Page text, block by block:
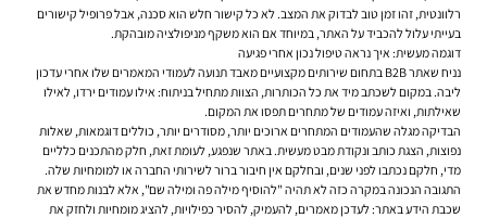
רלוונטית, זהו זמן טוב לבדוק את המצב. לא כל קישור חלש הוא סכנה, אבל פרופיל קישורים
בעייתי עלול להכביד על האתר, במיוחד אם הוא משקף מניפולציה מובהקת.
דוגמה מעשית: איך נראה טיפול נכון אחרי פגיעה
נניח שאתר B2B בתחום שירותים מקצועיים מאבד תנועה לעמודי המאמרים שלו אחרי עדכון
ליבה. במקום לשכתב מיד את כל הכותרות, הצוות מתחיל בניתוח: אילו עמודים ירדו, לאילו
שאילתות, ואיזה עמודים של מתחרים תפסו את המקום.
הבדיקה מגלה שהעמודים המתחרים ארוכים יותר, מסודרים יותר, כוללים דוגמאות, שאלות
נפוצות, הצגת כותב ונקודת מבט מעשית. באתר שנפגע, לעומת זאת, חלק מהתכנים כלליים
מדי, חלקם נכתבו לפני שנים, ובחלקם אין חיבור ברור לשירותי החברה או למומחיות שלה.
התגובה הנכונה במקרה כזה לא תהיה "להוסיף מילה פה ומילה שם", אלא לבנות מחדש את
שכבת הידע באתר: לעדכן מאמרים, להעמיק, להסיר כפילויות, להציג מומחיות ולחזק את